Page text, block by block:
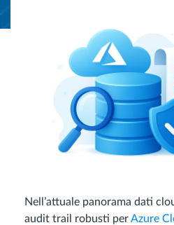
Nell’attuale panorama dati
audit trail robusti perAzure